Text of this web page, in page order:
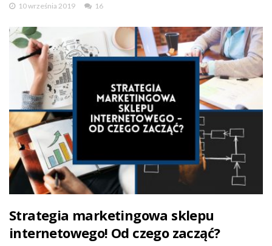
10 września 2019 16
Strategia marketingowa sklepu
internetowego! Od czego zacząć?